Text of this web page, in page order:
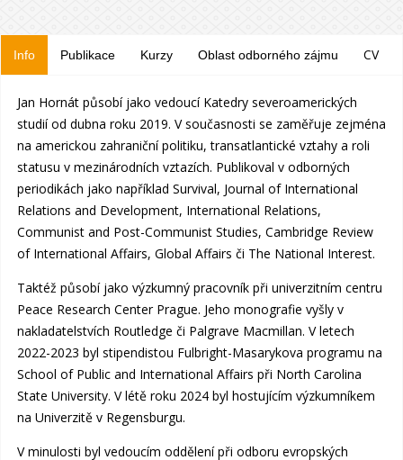
Info Publikace Kurzy Oblast odborného zájmu CV
Jan Hornát působí jako vedoucí Katedry severoamerických
studií od dubna roku 2019. V současnosti se zaměřuje zejména
na americkou zahraniční politiku, transatlantické vztahy a roli
statusu v mezinárodních vztazích. Publikoval v odborných
periodikách jako například Survival, Journal of International
Relations and Development, International Relations,
Communist and Post-Communist Studies, Cambridge Review
of International Affairs, Global Affairs či The National Interest.
Taktéž působí jako výzkumný pracovník při univerzitním centru
Peace Research Center Prague. Jeho monografie vyšly v
nakladatelstvích Routledge či Palgrave Macmillan. V letech
2022-2023 byl stipendistou Fulbright-Masarykova programu na
School of Public and International Affairs při North Carolina
State University. V létě roku 2024 byl hostujícím výzkumníkem
na Univerzitě v Regensburgu.
V minulosti byl vedoucím oddělení při odboru evropských